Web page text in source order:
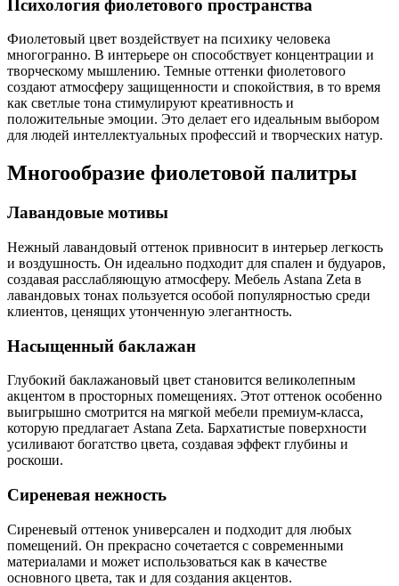
Психология фиолетового пространства
Фиолетовый цвет воздействует на психику человека
многогранно. В интерьере он способствует концентрации и
творческому мышлению. Темные оттенки фиолетового
создают атмосферу защищенности и спокойствия, в то время
как светлые тона стимулируют креативность и
положительные эмоции. Это делает его идеальным выбором
для людей интеллектуальных профессий и творческих натур.
Многообразие фиолетовой палитры
Лавандовые мотивы
Нежный лавандовый оттенок привносит в интерьер легкость
и воздушность. Он идеально подходит для спален и будуаров,
создавая расслабляющую атмосферу. Мебель Astana Zeta в
лавандовых тонах пользуется особой популярностью среди
клиентов, ценящих утонченную элегантность.
Насыщенный баклажан
Глубокий баклажановый цвет становится великолепным
акцентом в просторных помещениях. Этот оттенок особенно
выигрышно смотрится на мягкой мебели премиум-класса,
которую предлагает Astana Zeta. Бархатистые поверхности
усиливают богатство цвета, создавая эффект глубины и
роскоши.
Сиреневая нежность
Сиреневый оттенок универсален и подходит для любых
помещений. Он прекрасно сочетается с современными
материалами и может использоваться как в качестве
основного цвета, так и для создания акцентов.